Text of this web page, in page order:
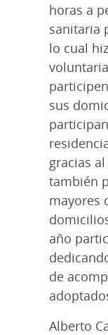
horas a
sanitaria
lo cual
sus
gracias
también
mayores
año
de
Alberto